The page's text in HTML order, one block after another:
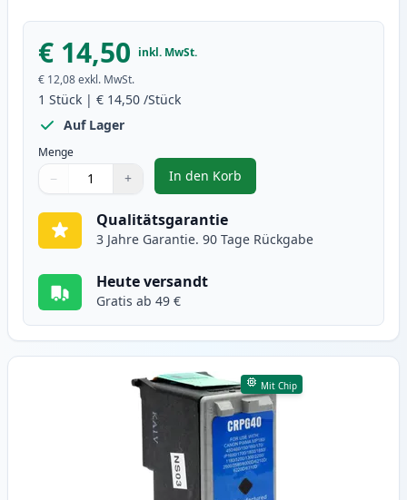
€ 14,50 inkl. MwSt.
€ 12,08exkl. MwSt.
1 Stück | € 14,50 /Stück
Auf Lager
Menge
Verwenden Sie die Tasten, um anzupassen
− +
1
In den Korb
, Canon CL-38 Tintenpatrone
Qualitätsgarantie
3 Jahre Garantie. 90 Tage Rückgabe
Heute versandt
Gratis ab 49 €
Mit Chip